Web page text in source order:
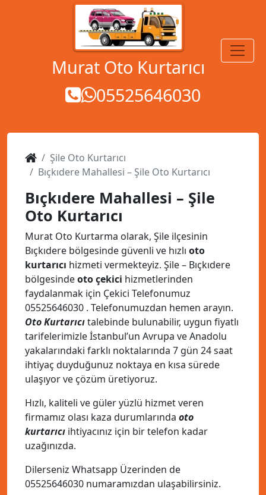
Murat Oto Kurtarıcı
05525646030
MENÜ
Şile Oto Kurtarıcı
Bıçkıdere Mahallesi – Şile Oto Kurtarıcı
Bıçkıdere Mahallesi – Şile
Oto Kurtarıcı
Murat Oto Kurtarma olarak, Şile ilçesinin
Bıçkıdere bölgesinde güvenli ve hızlı oto
kurtarıcı hizmeti vermekteyiz. Şile – Bıçkıdere
bölgesindeoto çekici hizmetlerinden
faydalanmak için Çekici Telefonumuz
05525646030 . Telefonumuzdan hemen arayın.
Oto Kurtarıcıtalebinde bulunabilir, uygun fiyatlı
tarifelerimizle İstanbul’un Avrupa ve Anadolu
yakalarındaki farklı noktalarında 7 gün 24 saat
ihtiyaç duyduğunuz noktaya en kısa sürede
ulaşıyor ve çözüm üretiyoruz.
Hızlı, kaliteli ve güler yüzlü hizmet veren
firmamız olası kaza durumlarında oto
kurtarıcı ihtiyacınız için bir telefon kadar
uzağınızda.
Dilerseniz Whatsapp Üzerinden de
05525646030 numaramızdan ulaşabilirsiniz.